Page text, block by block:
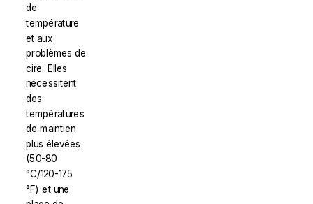
de
température
et aux
problèmes de
cire. Elles
nécessitent
des
températures
de maintien
plus élevées
(50-80
°C/120-175
°F) et une